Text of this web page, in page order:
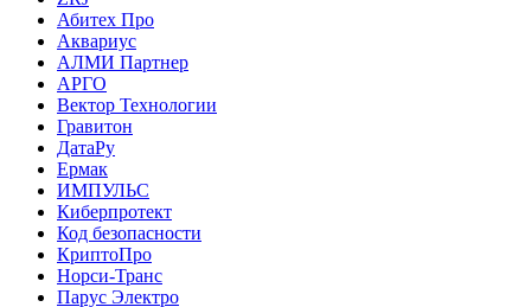
Абитех Про
Аквариус
АЛМИ Партнер
АРГО
Вектор Технологии
Гравитон
ДатаРу
Ермак
ИМПУЛЬС
Киберпротект
Код безопасности
КриптоПро
Норси-Транс
Парус Электро